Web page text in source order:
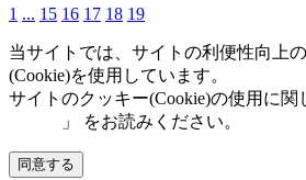
1 ... 15 16 17 18 19
当サイトでは、サイトの利便性向上
(Cookie)を使用しています。
サイトのクッキー(Cookie)の使用に関
」 をお読みください。
同意する